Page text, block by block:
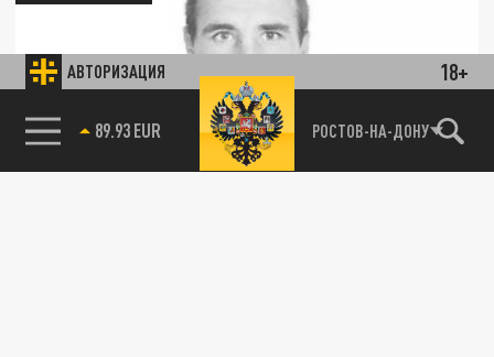
АВТОРИЗАЦИЯ 18+
85.64 BRENT РОСТОВ-НА-ДОНУ
В зоне спецоперации на Украине в запретной